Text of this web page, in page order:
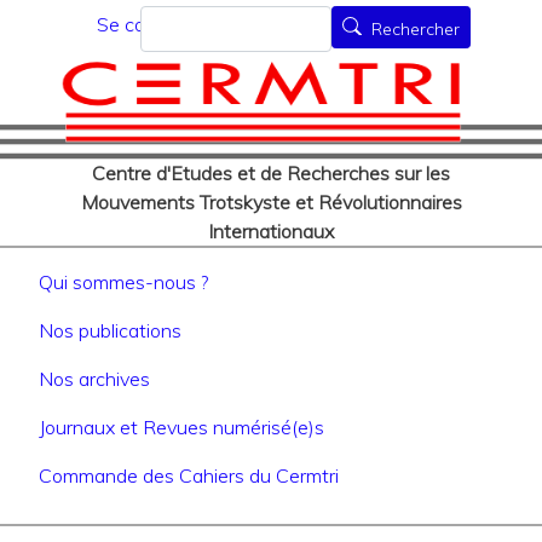
au
contenu
principal
Menu du compte de
Se connecter
Centre d'Etudes et de Recherches sur les
Mouvements Trotskyste et Révolutionnaires
Internationaux
Rechercher Rechercher
Navigation principale
Qui sommes-nous ?
Nos publications
Nos archives
Journaux et Revues numérisé(e)s
Commande des Cahiers du Cermtri